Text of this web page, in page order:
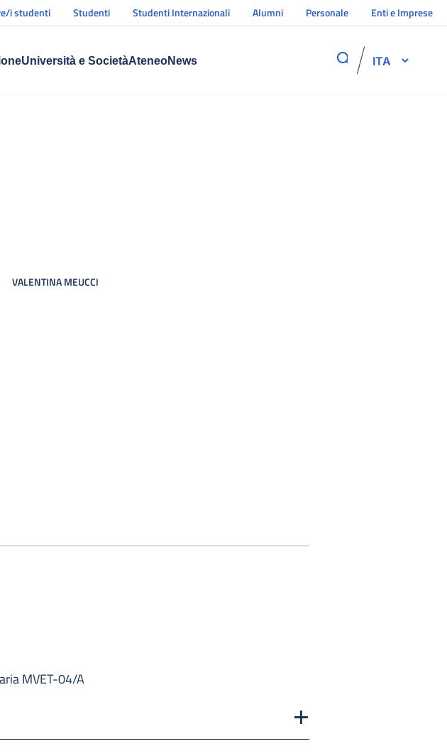
i studenti Studenti Studenti Internazionali Alumni Personale Enti e Imprese
Università e SocietàAteneoNews ITA
VALENTINA MEUCCI
MVET-04/A